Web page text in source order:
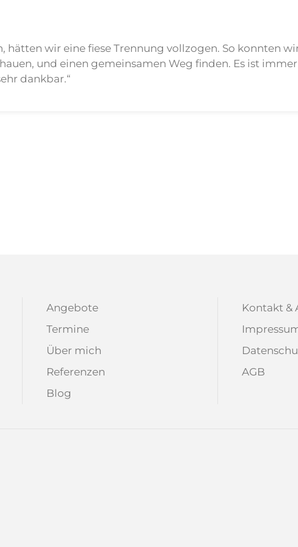
wir eine fiese Trennung vollzogen. So konnten
und einen gemeinsamen Weg finden. Es ist
dankbar.“
Angebote
Termine
Über mich
Referenzen
Blog
Kontakt &
AGB